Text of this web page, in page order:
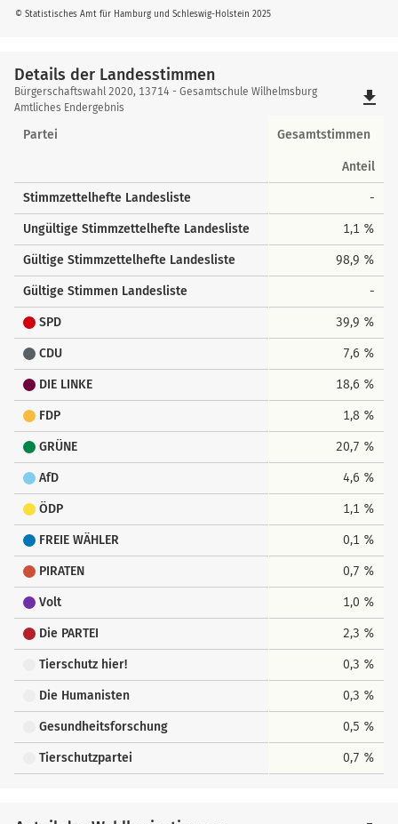
© Statistisches Amt für Hamburg und Schleswig-Holstein 2025
Details der Landesstimmen
Details
der
Landesstimmen
Bürgerschaftswahl 2020, 13714 - Gesamtschule Wilhelmsburg
Amtliches Endergebnis
file_download
Partei Gesamtstimmen
Anteil
Stimmzettelhefte Landesliste -
Ungültige Stimmzettelhefte Landesliste 1,1 %
Gültige Stimmzettelhefte Landesliste 98,9 %
Gültige Stimmen Landesliste -
SPD 39,9 %
CDU 7,6 %
DIE LINKE 18,6 %
FDP 1,8 %
GRÜNE 20,7 %
AfD 4,6 %
ÖDP 1,1 %
FREIE WÄHLER 0,1 %
PIRATEN 0,7 %
Volt 1,0 %
Die PARTEI 2,3 %
Tierschutz hier! 0,3 %
Die Humanisten 0,3 %
Gesundheitsforschung 0,5 %
Tierschutzpartei 0,7 %